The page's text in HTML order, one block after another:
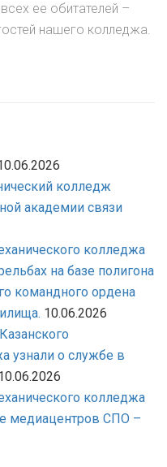
ее обитателей –
нашего колледжа.
колледж
академии связи
колледжа
на базе полигона
командного ордена
10.06.2026
узнали о службе в
колледжа
медиацентров СПО –